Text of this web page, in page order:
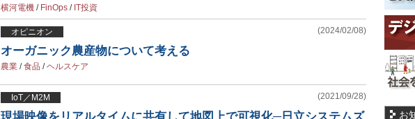
横河電機 / FinOps / IT投資
オピニオン (2024/02/08)
オーガニック農産物について考える
農業 /食品 /ヘルスケア
IoT／M2M (2021/09/28)
お